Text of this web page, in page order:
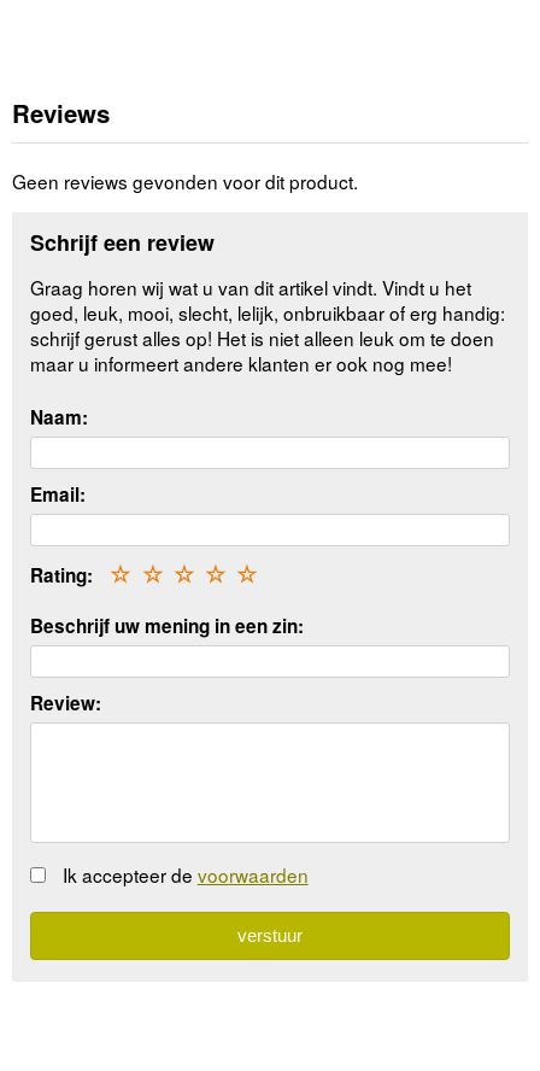
Reviews
Geen reviews gevonden voor dit product.
Schrijf een review
Graag horen wij wat u van dit artikel vindt. Vindt u het
goed, leuk, mooi, slecht, lelijk, onbruikbaar of erg handig:
schrijf gerust alles op! Het is niet alleen leuk om te doen
maar u informeert andere klanten er ook nog mee!
Naam:
Email:
Rating: ☆
☆
☆
☆
☆
Beschrijf uw mening in een zin:
Review:
Ik accepteer de voorwaarden